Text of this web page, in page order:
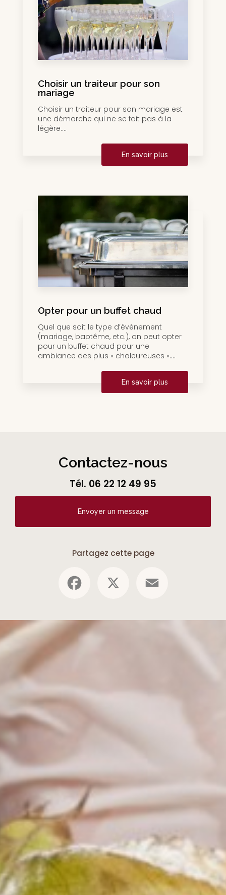
Choisir un traiteur pour son
mariage
Choisir un traiteur pour son mariage est
une démarche qui ne se fait pas à la
légère....
En savoir plus
Opter pour un buffet chaud
Quel que soit le type d’évènement
(mariage, baptême, etc.), on peut opter
pour un buffet chaud pour une
ambiance des plus « chaleureuses »....
En savoir plus
Contactez-nous
Tél. 06 22 12 49 95
Envoyer un message
Partagez cette page